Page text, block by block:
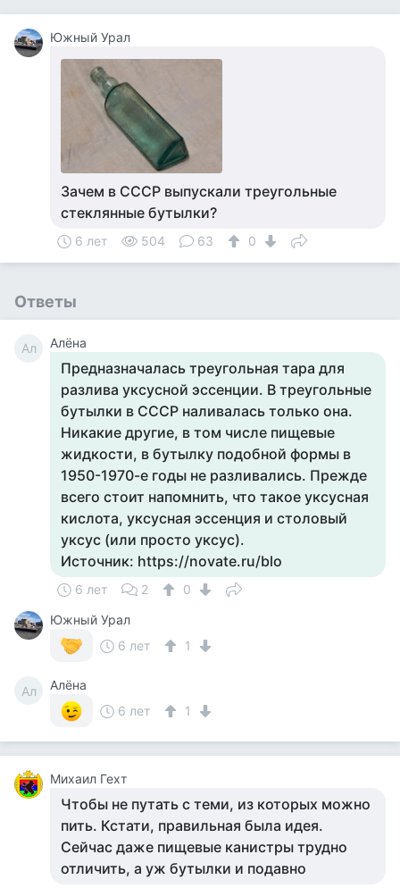
Южный Урал
Зачем в СССР выпускали треугольные
стеклянные бутылки?
6 лет 504 63 0
Ответы
Ал Алёна
Предназначалась треугольная тара для
разлива уксусной эссенции. В треугольные
бутылки в СССР наливалась только она.
Никакие другие, в том числе пищевые
жидкости, в бутылку подобной формы в
1950-1970-е годы не разливались. Прежде
всего стоит напомнить, что такое уксусная
кислота, уксусная эссенция и столовый
уксус (или просто уксус).
Источник: https://novate.ru/blo
6 лет 2
0
Южный Урал
6 лет
1
Ал
Алёна
6 лет
1
Михаил Гехт
Чтобы не путать с теми, из которых можно
пить. Кстати, правильная была идея.
Сейчас даже пищевые канистры трудно
отличить, а уж бутылки и подавно